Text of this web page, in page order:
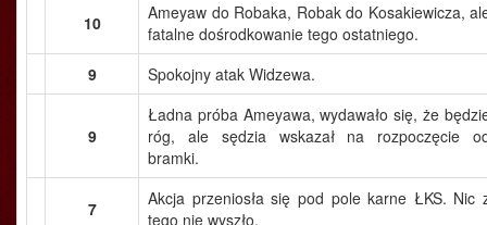
10
Ameyaw do Robaka, Robak do Kosakiewicza,
fatalne dośrodkowanie tego ostatniego.
9
Spokojny atak Widzewa.
9
Ładna próba Ameyawa, wydawało się, że
róg, ale sędzia wskazał na rozpoczęcie
bramki.
7
Akcja przeniosła się pod pole karne ŁKS. Nic
tego nie wyszło.